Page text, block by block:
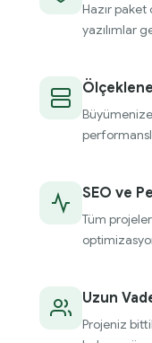
Hazır
yazılımlar
SEO ve
Tüm
Uzun
Projeniz